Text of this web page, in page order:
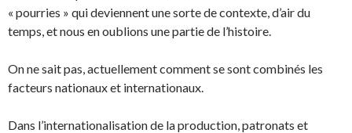
« pourries » qui deviennent une sorte de contexte, d’air du
temps, et nous en oublions une partie de l’histoire.
On ne sait pas, actuellement comment se sont combinés les
facteurs nationaux et internationaux.
Dans l’internationalisation de la production, patronats et